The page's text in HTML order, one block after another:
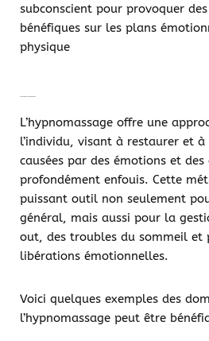
subconscient pour provoquer
bénéfiques sur les plans
physique
L’hypnomassage offre une
l’individu, visant à restaurer et
causées par des émotions et
profondément enfouis. Cette
puissant outil non seulement
général, mais aussi pour la
out, des troubles du sommeil et
libérations émotionnelles.
Voici quelques exemples des
l’hypnomassage peut être